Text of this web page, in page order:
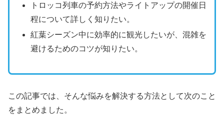
トロッコ列車の予約方法やライトアップの開催日
程について詳しく知りたい。
紅葉シーズン中に効率的に観光したいが、混雑を
避けるためのコツが知りたい。
この記事では、そんな悩みを解決する方法として次のこと
をまとめました。